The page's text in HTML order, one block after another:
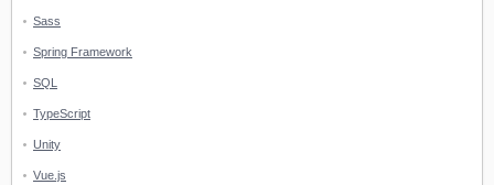
Sass
Spring Framework
SQL
TypeScript
Unity
Vue.js